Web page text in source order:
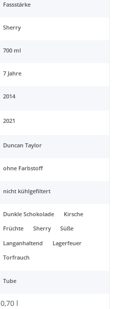
Fassstärke
Sherry
700 ml
7 Jahre
2014
2021
Duncan Taylor
ohne Farbstoff
nicht kühlgefiltert
Dunkle Schokolade Kirsche
Früchte Sherry Süße
Langanhaltend Lagerfeuer
Torfrauch
Tube
0,70 l